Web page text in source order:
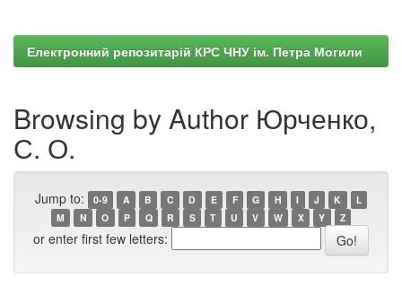
Електронний репозитарій КРС ЧНУ ім. Петра Могили
Browsing by Author Юрченко,
С. О.
Jump to: 0-9 A B C D E F G H I J K
L
M
N O P Q R S T U V W X Y Z
or enter first few letters: